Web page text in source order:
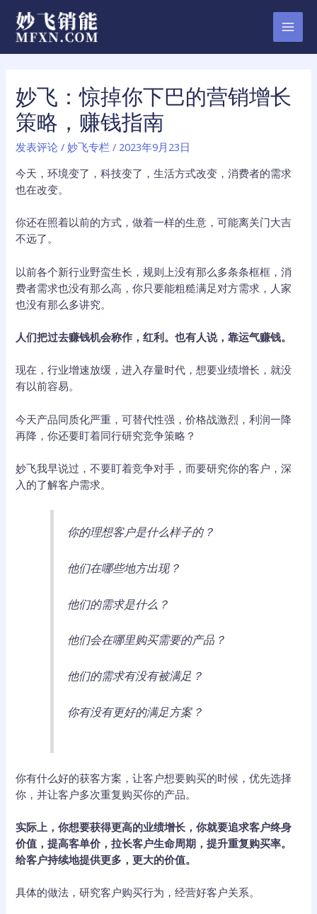
容
妙飞：惊掉你下巴的营销增长
策略，赚钱指南
发表评论 /妙飞专栏 / 2023年9月23日
今天，环境变了，科技变了，生活方式改变，消费者的需求
也在改变。
你还在照着以前的方式，做着一样的生意，可能离关门大吉
不远了。
以前各个新行业野蛮生长，规则上没有那么多条条框框，消
费者需求也没有那么高，你只要能粗糙满足对方需求，人家
也没有那么多讲究。
人们把过去赚钱机会称作，红利。也有人说，靠运气赚钱。
现在，行业增速放缓，进入存量时代，想要业绩增长，就没
有以前容易。
今天产品同质化严重，可替代性强，价格战激烈，利润一降
再降，你还要盯着同行研究竞争策略？
妙飞我早说过，不要盯着竞争对手，而要研究你的客户，深
入的了解客户需求。
你的理想客户是什么样子的？
他们在哪些地方出现？
他们的需求是什么？
他们会在哪里购买需要的产品？
他们的需求有没有被满足？
你有没有更好的满足方案？
你有什么好的获客方案，让客户想要购买的时候，优先选择
你，并让客户多次重复购买你的产品。
实际上，你想要获得更高的业绩增长，你就要追求客户终身
价值，提高客单价，拉长客户生命周期，提升重复购买率。
给客户持续地提供更多，更大的价值。
具体的做法，研究客户购买行为，经营好客户关系。